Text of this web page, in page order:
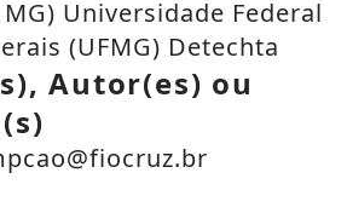
MG) Universidade Federal
(UFMG) Detechta
Autor(es) ou